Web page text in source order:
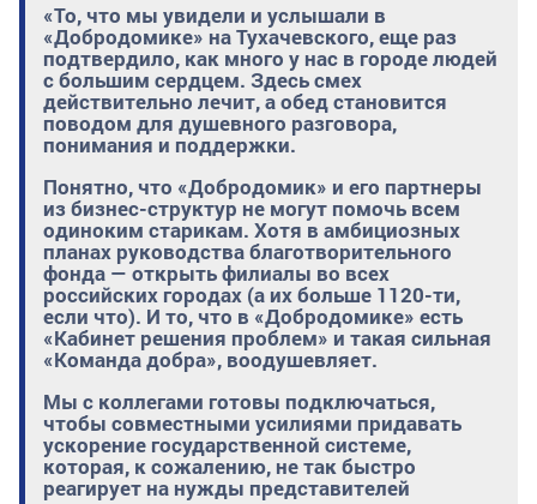
«То, что мы увидели и услышали в
«Добродомике» на Тухачевского, еще раз
подтвердило, как много у нас в городе людей
с большим сердцем. Здесь смех
действительно лечит, а обед становится
поводом для душевного разговора,
понимания и поддержки.
Понятно, что «Добродомик» и его партнеры
из бизнес-структур не могут помочь всем
одиноким старикам. Хотя в амбициозных
планах руководства благотворительного
фонда — открыть филиалы во всех
российских городах (а их больше 1120-ти,
если что). И то, что в«Добродомике» есть
«Кабинет решения проблем» и такая сильная
«Команда добра», воодушевляет.
Мы с коллегами готовы подключаться,
чтобы совместными усилиями придавать
ускорение государственной системе,
которая, к сожалению, не так быстро
реагирует на нужды представителей